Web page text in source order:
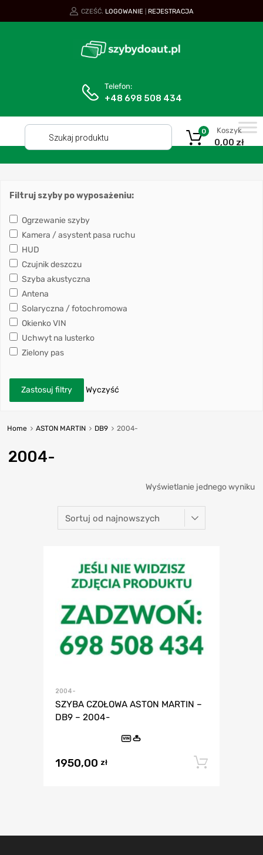
CZEŚĆ. LOGOWANIE REJESTRACJA
Telefon:
+48 698 508 434
Koszyk
0,00 zł
0
Filtruj szyby po wyposażeniu:
Ogrzewanie szyby
Kamera / asystent pasa ruchu
HUD
Czujnik deszczu
Szyba akustyczna
Antena
Solaryczna / fotochromowa
Okienko VIN
Uchwyt na lusterko
Zielony pas
Zastosuj filtry Wyczyść
Home ASTON MARTIN DB9 2004-
2004-
Wyświetlanie jednego wyniku
2004-
SZYBA CZOŁOWA ASTON MARTIN –
DB9 – 2004-
VIN
1950,00 zł